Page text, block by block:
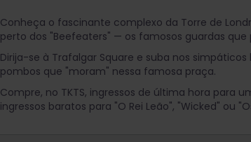
Conheça o fascinante complexo da Torre de
perto dos "Beefeaters" — os famosos guardas
Dirija-se à Trafalgar Square e suba nos
pombos que "moram" nessa famosa praça.
Compre, no TKTS, ingressos de última hora para
ingressos baratos para "O Rei Leão", "Wicked" ou